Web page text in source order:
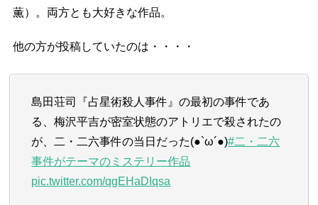
薫）。両方とも大好きな作品。
他の方が投稿していたのは・・・・
島田荘司『占星術殺人事件』の最初の事件であ
る、梅沢平吉が密室状態のアトリエで殺されたの
が、二・二六事件の当日だった(●`ω´●)#二・二六
事件がテーマのミステリー作品
pic.twitter.com/qgEHaDIqsa